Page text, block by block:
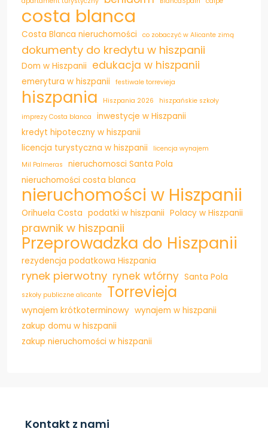
costa blanca
Costa Blanca nieruchomości co zobaczyć w Alicante zimą
dokumenty do kredytu w hiszpanii
Dom w Hiszpanii edukacja w hiszpanii
emerytura w hiszpanii festiwale torrevieja
hiszpania Hiszpania 2026
hiszpańskie szkoły
imprezy Costa blanca
inwestycje w Hiszpanii
kredyt hipoteczny w hiszpanii
licencja turystyczna w hiszpanii
licencja wynajem
Mil Palmeras
nieruchomosci Santa Pola
nieruchomości costa blanca
nieruchomości w Hiszpanii
Orihuela Costa podatki w hiszpanii Polacy w Hiszpanii
prawnik w hiszpanii
Przeprowadzka do Hiszpanii
rezydencja podatkowa Hiszpania
rynek pierwotny rynek wtórny Santa Pola
szkoły publiczne alicante Torrevieja
wynajem krótkoterminowy wynajem w hiszpanii
zakup domu w hiszpanii
zakup nieruchomości w hiszpanii
Kontakt z nami